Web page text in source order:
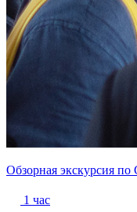
Обзорная экскурсия
1 час